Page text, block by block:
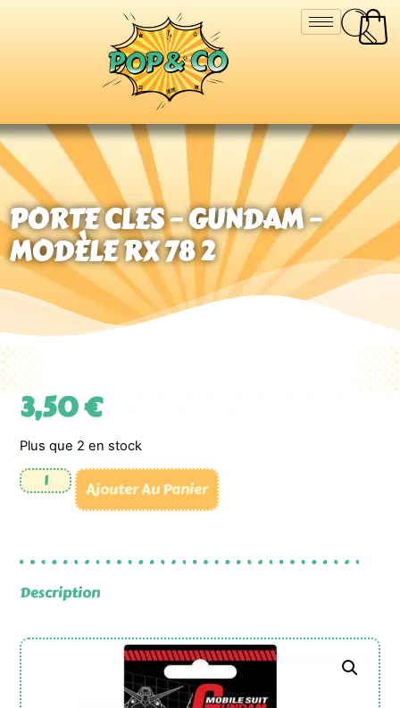
PORTE CLES – GUNDAM –
MODÈLE RX 78 2
3,50€
Plus que 2 en stock
Ajouter Au Panier
Description